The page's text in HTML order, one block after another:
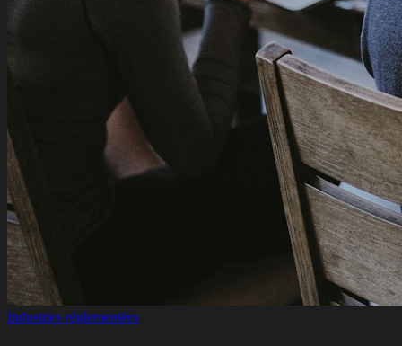
Industries réglementées